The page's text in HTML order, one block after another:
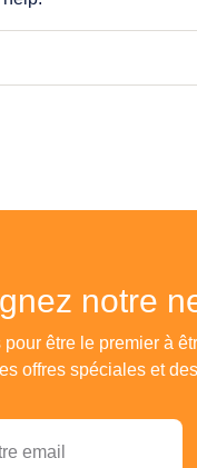
notre
pour être le premier à
offres spéciales et